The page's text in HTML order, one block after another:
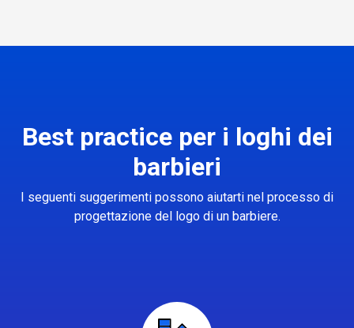
Best practice per i loghi dei
barbieri
I seguenti suggerimenti possono aiutarti nel processo di
progettazione del logo di un barbiere.